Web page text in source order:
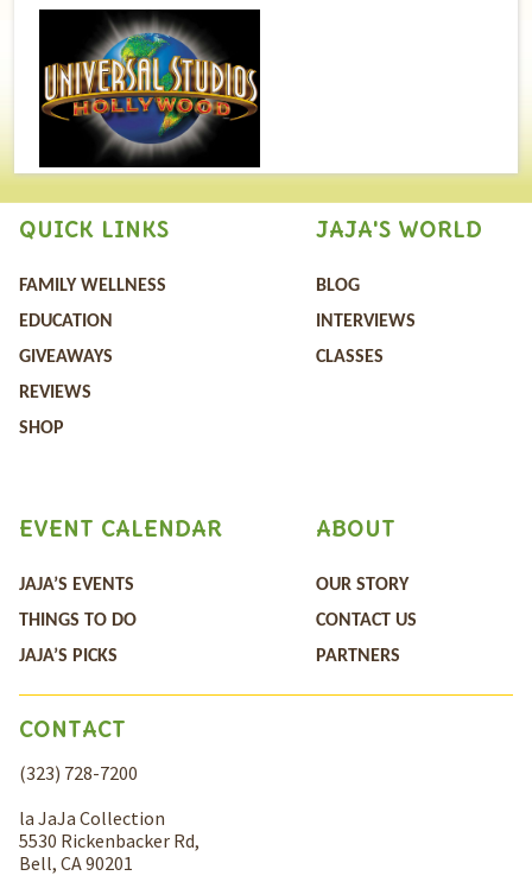
QUICK LINKS
FAMILY WELLNESS
EDUCATION
GIVEAWAYS
REVIEWS
SHOP
JAJA'S WORLD
BLOG
INTERVIEWS
CLASSES
ABOUT
OUR STORY
CONTACT US
PARTNERS
EVENT CALENDAR
JAJA’S EVENTS
THINGS TO DO
JAJA’S PICKS
CONTACT
(323) 728-7200
la JaJa Collection
5530 Rickenbacker Rd,
Bell, CA 90201